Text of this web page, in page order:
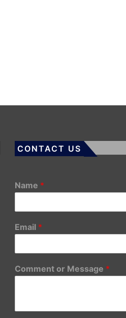
CONTACT US
Name *
Email *
Comment or Message *